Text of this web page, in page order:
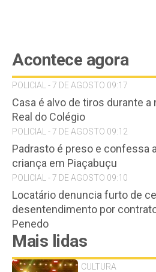
Acontece agora
POLICIAL - 7 DE AGOSTO 09:17
Casa é alvo de tiros durante
Real do Colégio
POLICIAL - 7 DE AGOSTO 09:12
Padrasto é preso e confessa
criança em Piaçabuçu
POLICIAL - 7 DE AGOSTO 09:10
Locatário denuncia furto de
desentendimento por
Penedo
Mais lidas
CULTURA